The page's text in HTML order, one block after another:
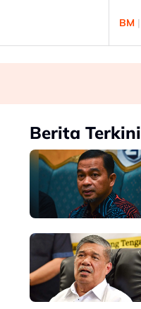
BM |
Berita Terkini